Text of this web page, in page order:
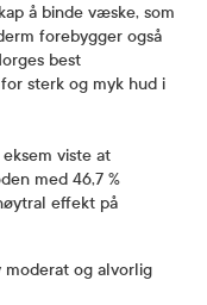
å binde væske, som
forebygger også
best
sterk og myk hud i
viste at
med 46,7 %
effekt på
moderat og alvorlig